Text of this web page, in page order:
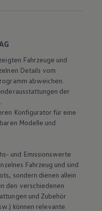
Fahrzeuge und
Details vom
abweichen.
der
Konfigurator für eine
Modelle und
und Emissionswerte
Fahrzeug und sind
sondern dienen allein
den verschiedenen
und Zubehör
können relevante